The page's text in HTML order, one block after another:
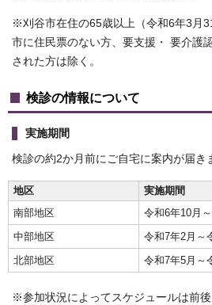
※刈谷市在住の65歳以上（令和6年3月
市に住民票のない方、要支援・ 要介護
された方は除く。
検診の情報について
実施期間
検診の約2か月前にご自宅に案内が届き
地区
実施期間
南部地区
令和6年10月
中部地区
令和7年2月～
北部地区
令和7年5月～
※参加状況によってスケジュールは前後